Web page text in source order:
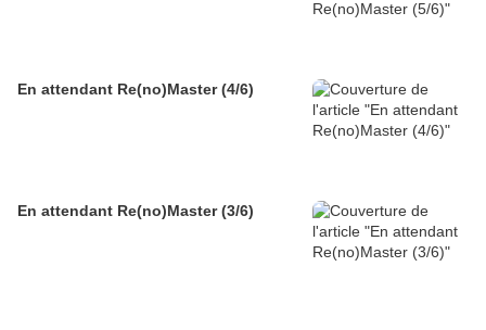
En attendant Re(no)Master (4/6)
En attendant Re(no)Master (3/6)